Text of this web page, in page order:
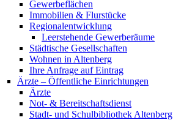
Gewerbeflächen
Immobilien & Flurstücke
Regionalentwicklung
Leerstehende Gewerberäume
Städtische Gesellschaften
Wohnen in Altenberg
Ihre Anfrage auf Eintrag
Ärzte – Öffentliche Einrichtungen
Ärzte
Not- & Bereitschaftsdienst
Stadt- und Schulbibliothek Altenberg